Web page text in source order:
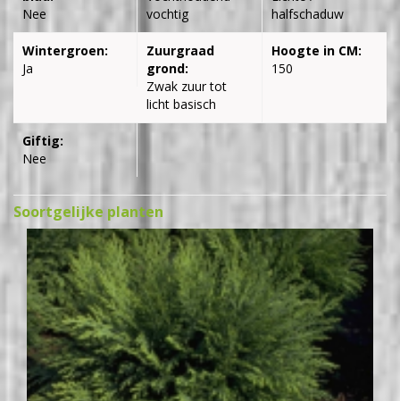
Nee
vochtig
halfschaduw
Wintergroen:
Ja
Zuurgraad
grond:
Zwak zuur tot
licht basisch
Hoogte in CM:
150
Giftig:
Nee
Soortgelijke planten